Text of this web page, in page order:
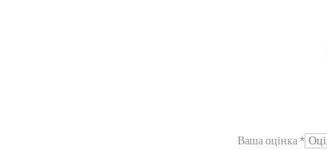
г
Ваша оцінка*